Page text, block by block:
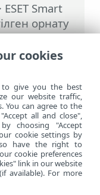
ESET Smart
орнату
жүйесі>
cookies
to give you the best
our website traffic,
You can agree to the
all and close",
choosing "Accept
cookie settings by
have the right to
cookie preferences
link in our website
available). For more